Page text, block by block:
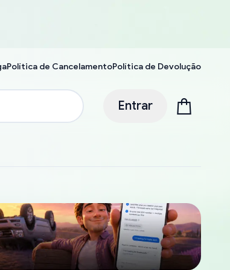
Política de CancelamentoPolítica de Devolução
Entrar